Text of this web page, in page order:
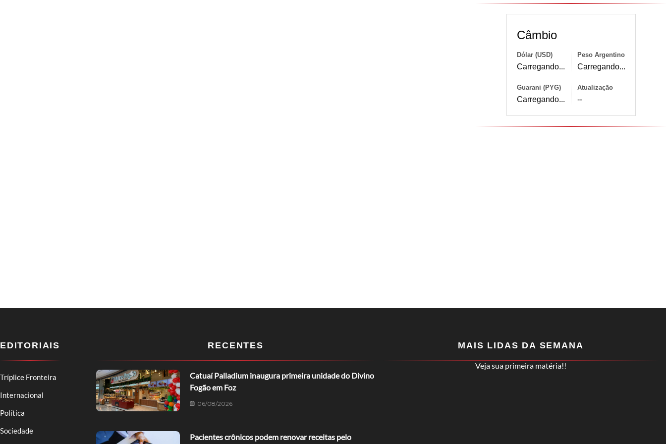
Câmbio
Dólar (USD)
Carregando...
Peso Argentino
Carregando...
Guarani (PYG)
Carregando...
Atualização
--
EDITORIAIS
Tríplice Fronteira
Internacional
Política
Sociedade
RECENTES
Catuaí Palladium inaugura primeira unidade do Divino
Fogão em Foz
06/08/2026
Pacientes crônicos podem renovar receitas pelo
MAIS LIDAS DA SEMANA
Veja sua primeira matéria!!